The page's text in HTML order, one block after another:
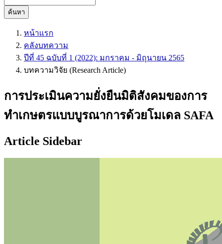
ค้นหา
หน้าแรก
คลังบทความ
ปีที่ 45 ฉบับที่ 1 (2022): มกราคม - มิถุนายน 2565
บทความวิจัย (Research Article)
การประเมินความยั่งยืนมิติสังคมของการ
ทำเกษตรแบบบูรณาการด้วยโมเดล SAFA
Article Sidebar